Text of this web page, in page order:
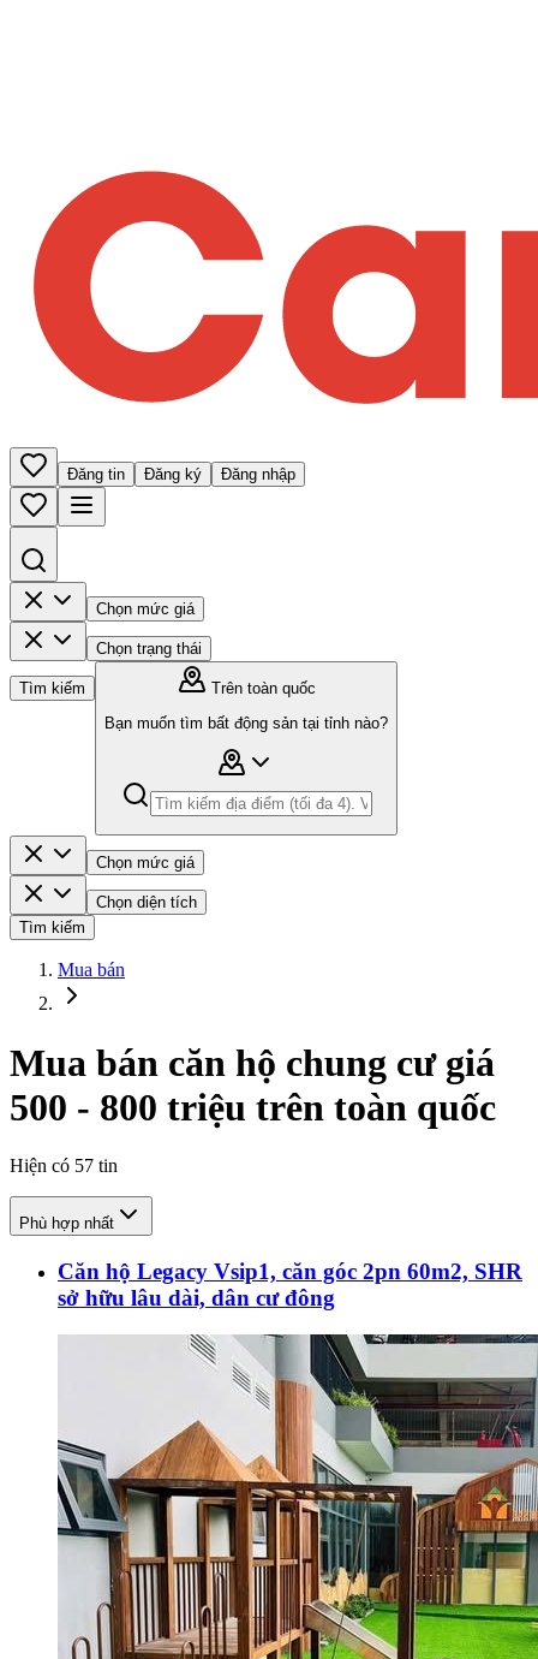
Đăng tin Đăng ký Đăng nhập
Chọn mức giá
Chọn trạng thái
Tìm kiếm
Trên toàn quốc
Bạn muốn tìm bất động sản tại tỉnh nào?
Chọn mức giá
Chọn diện tích
Tìm kiếm
Mua bán
Mua bán căn hộ chung cư giá
500 - 800 triệu trên toàn quốc
Hiện có 57 tin
Phù hợp nhất
Căn hộ Legacy Vsip1, căn góc 2pn 60m2, SHR
sở hữu lâu dài, dân cư đông